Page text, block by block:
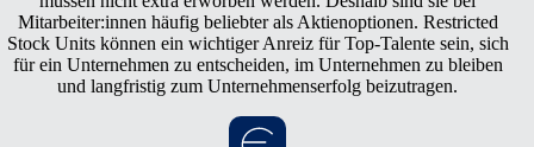
Mitarbeiter:innen häufig beliebter als Aktienoptionen. Restricted
Stock Units können ein wichtiger Anreiz für Top-Talente sein, sich
für ein Unternehmen zu entscheiden, im Unternehmen zu bleiben
und langfristig zum Unternehmenserfolg beizutragen.